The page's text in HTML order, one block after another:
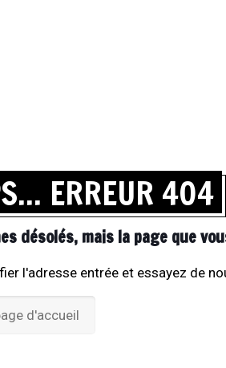
ERREUR 404
désolés, mais la page que
l'adresse entrée et essayez de
d'accueil